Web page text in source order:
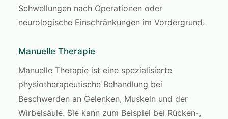
Schwellungen nach Operationen oder
neurologische Einschränkungen im Vordergrund.
Manuelle Therapie
Manuelle Therapie ist eine spezialisierte
physiotherapeutische Behandlung bei
Beschwerden an Gelenken, Muskeln und der
Wirbelsäule. Sie kann zum Beispiel bei Rücken-,